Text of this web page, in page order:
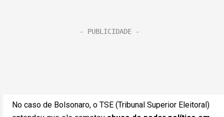
No caso de Bolsonaro, o TSE (Tribunal Superior Eleitoral)